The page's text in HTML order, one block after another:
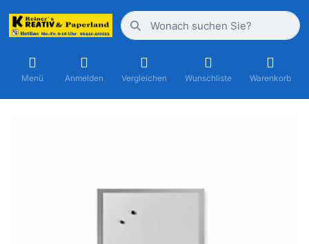
Menü Anmelden Vergleichen Wunschliste Warenkorb